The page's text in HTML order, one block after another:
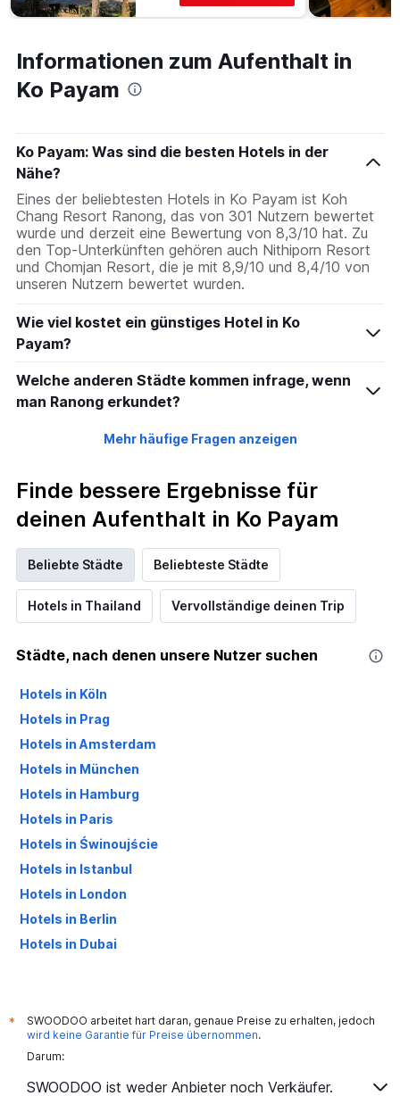
Informationen zum Aufenthalt in
Ko Payam
Ko Payam: Was sind die besten Hotels in der
Nähe?
Eines der beliebtesten Hotels in Ko Payam ist Koh
Chang Resort Ranong, das von 301 Nutzern bewertet
wurde und derzeit eine Bewertung von 8,3/10 hat. Zu
den Top-Unterkünften gehören auch Nithiporn Resort
und Chomjan Resort, die je mit 8,9/10 und 8,4/10 von
unseren Nutzern bewertet wurden.
Wie viel kostet ein günstiges Hotel in Ko
Payam?
Welche anderen Städte kommen infrage, wenn
man Ranong erkundet?
Mehr häufige Fragen anzeigen
Finde bessere Ergebnisse für
deinen Aufenthalt in Ko Payam
Beliebte Städte Beliebteste Städte
Hotels in Thailand Vervollständige deinen Trip
Städte, nach denen unsere Nutzer suchen
Hotels in Köln
Hotels in Prag
Hotels in Amsterdam
Hotels in München
Hotels in Hamburg
Hotels in Paris
Hotels in Świnoujście
Hotels in Istanbul
Hotels in London
Hotels in Berlin
Hotels in Dubai
*
SWOODOO arbeitet hart daran, genaue Preise zu erhalten, jedoch
wird keine Garantie für Preise übernommen.
Darum:
SWOODOO ist weder Anbieter noch Verkäufer.